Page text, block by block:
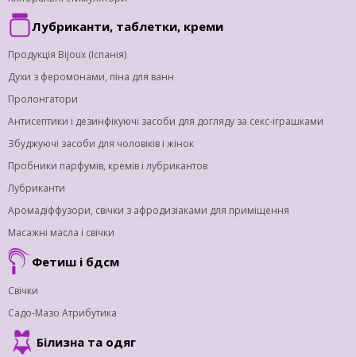
Лубриканти, таблетки, креми
Продукція Bijoux (Іспанія)
Духи з феромонами, піна для ванн
Пролонгатори
Антисептики і дезинфікуючі засоби для догляду за секс-іграшками
Збуджуючі засоби для чоловіків і жінок
Пробники парфумів, кремів і лубрикантов
Лубриканти
Аромадіффузори, свічки з афродизіаками для приміщення
Масажні масла і свічки
Фетиш і бдсм
Свічки
Садо-Мазо Атрибутика
Білизна та одяг